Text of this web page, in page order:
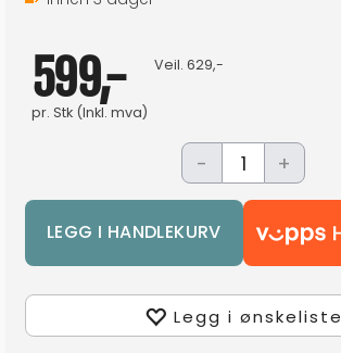
599,-
pr. Stk (Inkl. mva)
Veil. 629,-
- +
Legg i ønskeliste